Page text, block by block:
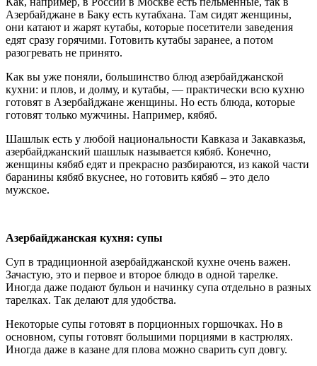
Азербайджане в Баку есть кутабхана. Там сидят женщины,
они катают и жарят кутабы, которые посетители заведения
едят сразу горячими. Готовить кутабы заранее, а потом
разогревать не принято.
Как вы уже поняли, большинство блюд азербайджанской
кухни: и плов, и долму, и кутабы, — практически всю кухню
готовят в Азербайджане женщины. Но есть блюда, которые
готовят только мужчины. Например, кябяб.
Шашлык есть у любой национальности Кавказа и Закавказья,
азербайджанский шашлык называется кябяб. Конечно,
женщины кябяб едят и прекрасно разбираются, из какой части
баранины кябяб вкуснее, но готовить кябяб – это дело
мужское.
Азербайджанская кухня: супы
Суп в традиционной азербайджанской кухне очень важен.
Зачастую, это и первое и второе блюдо в одной тарелке.
Иногда даже подают бульон и начинку супа отдельно в разных
тарелках. Так делают для удобства.
Некоторые супы готовят в порционных горшочках. Но в
основном, супы готовят большими порциями в кастрюлях.
Иногда даже в казане для плова можно сварить суп довгу.